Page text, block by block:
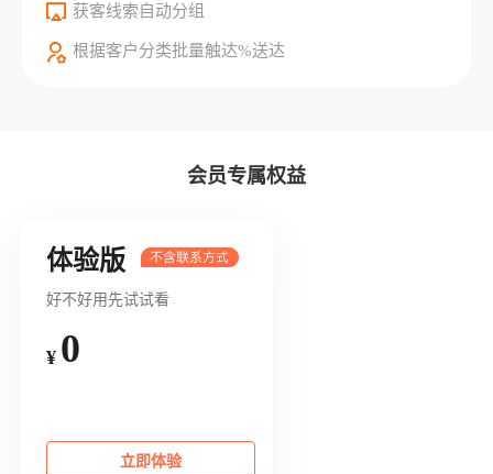
获客线索自动分组
根据客户分类批量触达%送达
会员专属权益
体验版
好不好用先试试看
¥ 0
立即体验